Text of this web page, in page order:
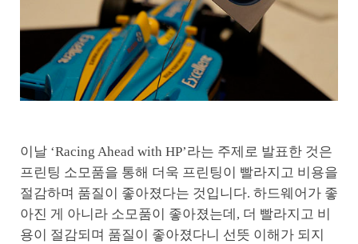
이날 ‘Racing Ahead with HP’라는 주제로 발표한 것은
프린팅 소모품을 통해 더욱 프린팅이 빨라지고 비용을
절감하며 품질이 좋아졌다는 것입니다. 하드웨어가 좋
아진 게 아니라 소모품이 좋아졌는데, 더 빨라지고 비
용이 절감되며 품질이 좋아졌다니 선뜻 이해가 되지